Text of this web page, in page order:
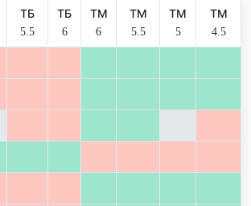
ТБ
5.5
ТБ
6
ТМ
6
ТМ
5.5
ТМ
5
ТМ
4.5